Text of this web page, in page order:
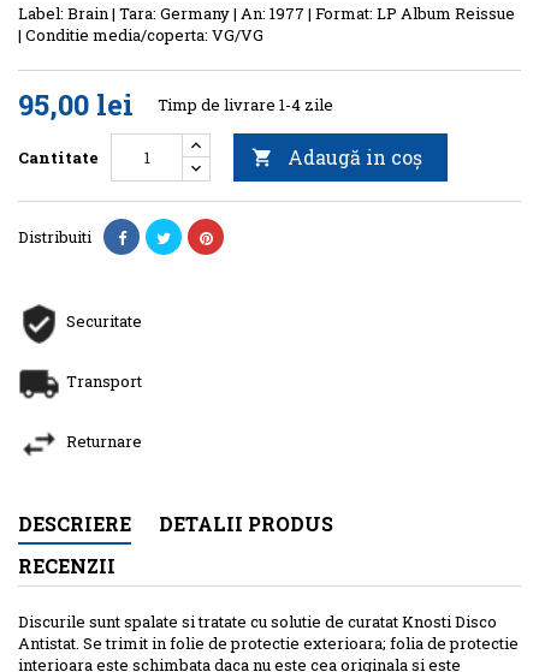
Label: Brain | Tara: Germany | An: 1977 | Format: LP Album Reissue
| Conditie media/coperta: VG/VG
95,00 lei Timp de livrare 1-4 zile
Cantitate  Adaugă in coş
Distribuiti
Securitate
Transport
Returnare
DESCRIERE
DETALII PRODUS
RECENZII
Discurile sunt spalate si tratate cu solutie de curatat Knosti Disco
Antistat. Se trimit in folie de protectie exterioara; folia de protectie
interioara este schimbata daca nu este cea originala si este